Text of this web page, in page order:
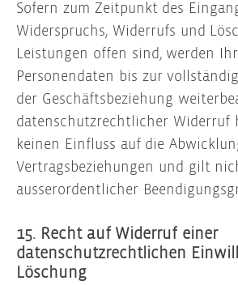
Sofern zum Zeitpunkt des
Widerspruchs, Widerrufs und
Leistungen offen sind, werden
Personendaten bis zur
der Geschäftsbeziehung
datenschutzrechtlicher Widerruf
keinen Einfluss auf die
Vertragsbeziehungen und gilt
ausserordentlicher
15. Recht auf Widerruf einer
datenschutzrechtlichen
Löschung